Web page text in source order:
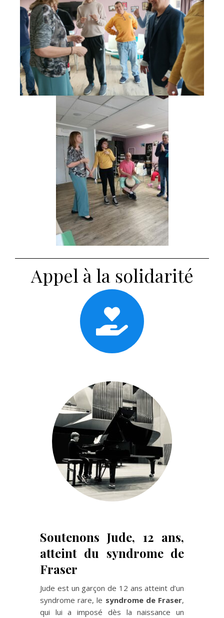
Appel à la solidarité
Soutenons Jude, 12 ans,
atteint du syndrome de
Fraser
Jude est un garçon de 12 ans atteint d’un
syndrome rare, le syndrome de Fraser,
qui lui a imposé dès la naissance un